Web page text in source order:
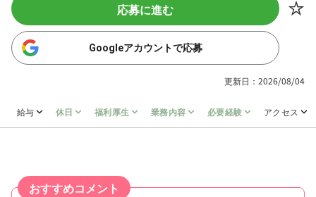
応募に進む
Googleアカウントで応募
更新日：2026/08/04
給与 休日 福利厚生 業務内容 必要経験 アクセス
おすすめコメント